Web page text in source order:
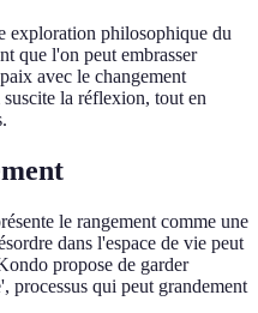
exploration philosophique du
que l'on peut embrasser
avec le changement
la réflexion, tout en
le rangement comme une
dans l'espace de vie peut
propose de garder
processus qui peut grandement